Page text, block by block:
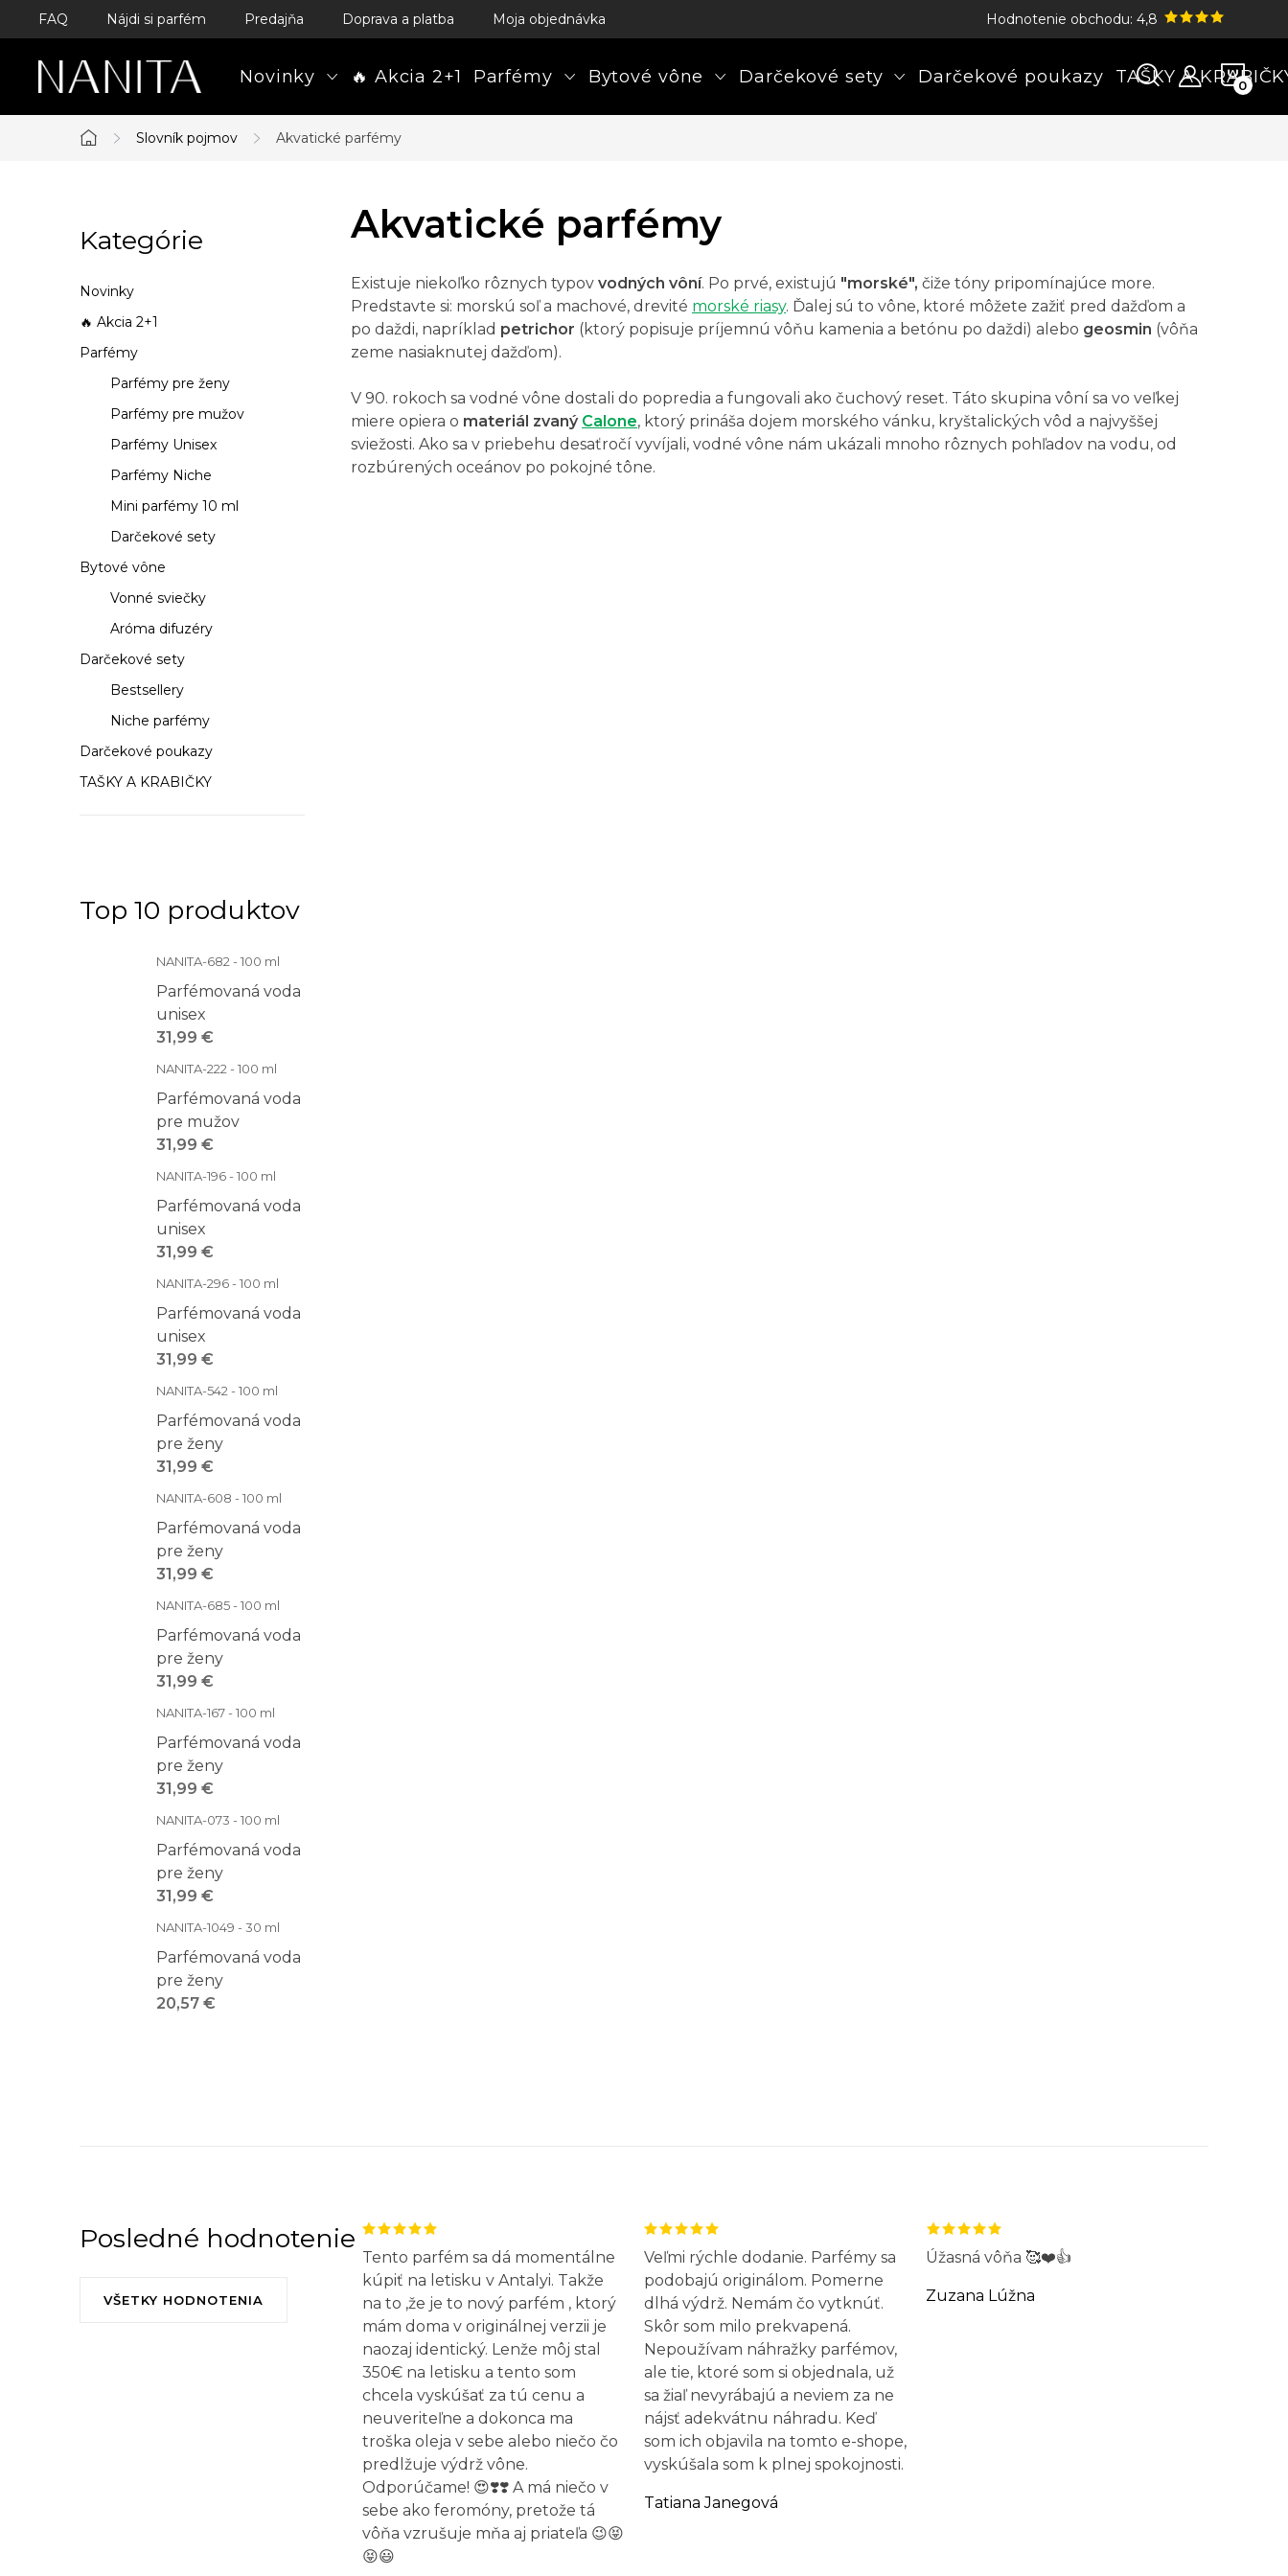
Prejsť
obsah
FAQ Nájdi si parfém Predajňa Doprava a platba Moja objednávka Hodnotenie obchodu: 4,8
Novinky 🔥 Akcia 2+1 Parfémy Bytové vône Darčekové sety Darčekové poukazy TAŠKY A
Domov
Slovník pojmov Akvatické parfémy
o
č
n
ý
l
Preskočiť
kategórie
Kategórie
Novinky
🔥 Akcia 2+1
Parfémy
Parfémy pre ženy
Parfémy pre mužov
Parfémy Unisex
Parfémy Niche
Mini parfémy 10 ml
Darčekové sety
Bytové vône
Vonné sviečky
Aróma difuzéry
Darčekové sety
Bestsellery
Niche parfémy
Darčekové poukazy
TAŠKY A KRABIČKY
Top 10 produktov
NANITA-682 - 100 ml
Parfémovaná voda
unisex
31,99 €
NANITA-222 - 100 ml
Parfémovaná voda
pre mužov
31,99 €
NANITA-196 - 100 ml
Parfémovaná voda
unisex
31,99 €
NANITA-296 - 100 ml
Parfémovaná voda
unisex
31,99 €
NANITA-542 - 100 ml
Parfémovaná voda
pre ženy
31,99 €
NANITA-608 - 100 ml
Parfémovaná voda
pre ženy
31,99 €
NANITA-685 - 100 ml
Parfémovaná voda
pre ženy
31,99 €
NANITA-167 - 100 ml
Parfémovaná voda
pre ženy
31,99 €
NANITA-073 - 100 ml
Parfémovaná voda
pre ženy
31,99 €
NANITA-1049 - 30 ml
Parfémovaná voda
pre ženy
20,57 €
Akvatické parfémy
Existuje niekoľko rôznych typov vodných vôní. Po prvé, existujú "morské", čiže tóny pripomínajúce more.
Predstavte si: morskú soľ a machové, drevité morské riasy. Ďalej sú to vône, ktoré môžete zažiť pred dažďom a
po daždi, napríklad petrichor (ktorý popisuje príjemnú vôňu kamenia a betónu po daždi) alebo geosmin (vôňa
zeme nasiaknutej dažďom).
V 90. rokoch sa vodné vône dostali do popredia a fungovali ako čuchový reset. Táto skupina vôní sa vo veľkej
miere opiera o materiál zvaný Calone, ktorý prináša dojem morského vánku, kryštalických vôd a najvyššej
sviežosti. Ako sa v priebehu desaťročí vyvíjali, vodné vône nám ukázali mnoho rôznych pohľadov na vodu, od
rozbúrených oceánov po pokojné tône.
Posledné hodnotenie
VŠETKY HODNOTENIA
Tento parfém sa dá momentálne
kúpiť na letisku v Antalyi. Takže
na to ,že je to nový parfém , ktorý
mám doma v originálnej verzii je
naozaj identický. Lenže môj stal
350€ na letisku a tento som
chcela vyskúšať za tú cenu a
neuveriteľne a dokonca ma
troška oleja v sebe alebo niečo čo
predlžuje výdrž vône.
Odporúčame! 😍❣️❣️ A má niečo v
sebe ako feromóny, pretože tá
vôňa vzrušuje mňa aj priateľa 😉😝
😝😃
Veľmi rýchle dodanie. Parfémy sa
podobajú originálom. Pomerne
dlhá výdrž. Nemám čo vytknúť.
Skôr som milo prekvapená.
Nepoužívam náhražky parfémov,
ale tie, ktoré som si objednala, už
sa žiaľ nevyrábajú a neviem za ne
nájsť adekvátnu náhradu. Keď
som ich objavila na tomto e-shope,
vyskúšala som k plnej spokojnosti.
Tatiana Janegová
Úžasná vôňa 🥰❤️👍
Zuzana Lúžna